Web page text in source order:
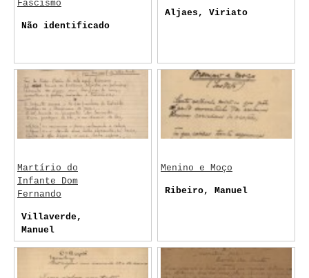
Fascismo
Não identificado
Aljaes, Viriato
Martírio do
Infante Dom
Fernando
Villaverde,
Manuel
Menino e Moço
Ribeiro, Manuel